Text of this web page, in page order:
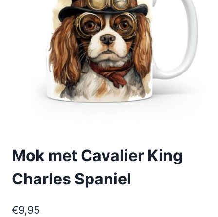
Mok met Cavalier King
Charles Spaniel
€9,95